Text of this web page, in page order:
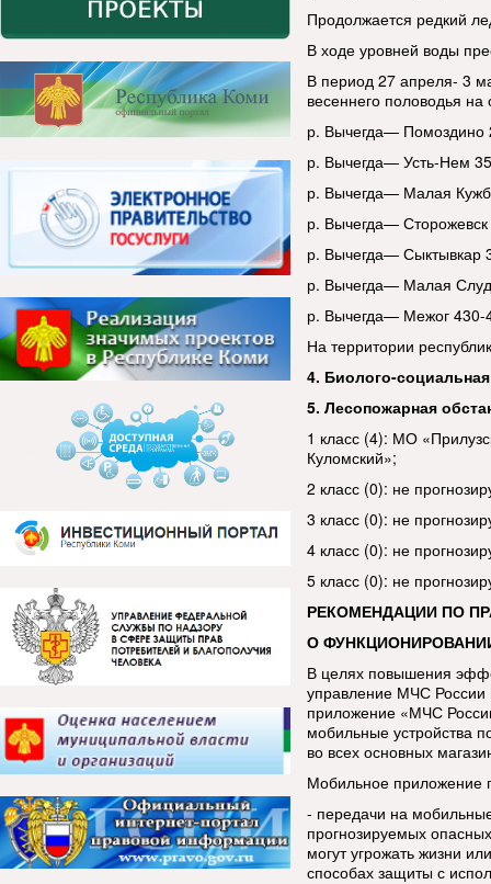
Продолжается редкий
В ходе уровней воды
В период 27 апреля- 3
весеннего половодья на
р. Вычегда—
р. Вычегда— Усть-Нем
р. Вычегда— Малая
р. Вычегда—
р. Вычегда— Сыктывкар
р. Вычегда— Малая
р. Вычегда— Межог 430-
На территории
4. Биолого-
5. Лесопожарная
1 класс (4): МО
Куломский»;
2 класс (0): не
3 класс (0): не
4 класс (0): не
5 класс (0): не
РЕКОМЕНДАЦИИ ПО
О
В целях повышения
управление МЧС России
приложение «МЧС
мобильные устройства
во всех основных
Мобильное приложение
- передачи на
прогнозируемых
могут угрожать жизни
способах защиты с